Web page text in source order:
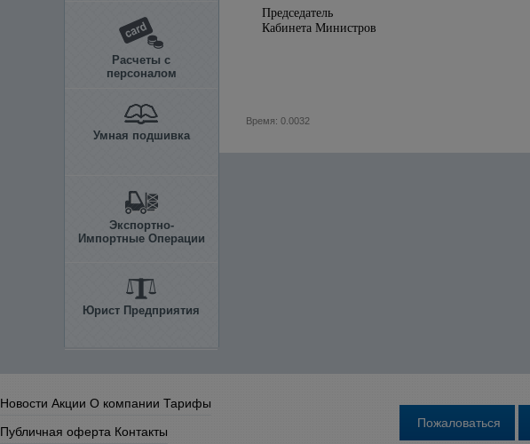
Расчеты с
персоналом
Умная подшивка
Экспортно-
Импортные Операции
Юрист Предприятия
Председатель
Кабинета Министров И.
Время: 0.0032
Новости Акции О компании Тарифы
Публичная оферта Контакты